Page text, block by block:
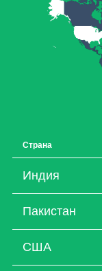
Страна
Индия
Пакистан
США